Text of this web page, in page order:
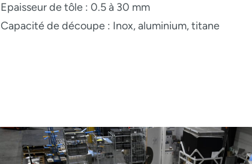
Epaisseur de tôle : 0.5 à 30 mm
Capacité de découpe : Inox, aluminium, titane